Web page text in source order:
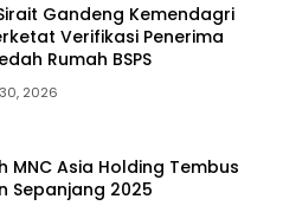
Gandeng Kemendagri
Verifikasi Penerima
Rumah BSPS
2026
MNC Asia Holding Tembus
Sepanjang 2025